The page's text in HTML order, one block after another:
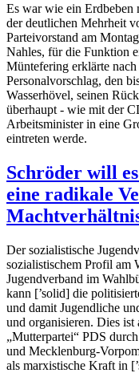
Es war wie ein
der deutlichen Mehrheit
Parteivorstand am
Nahles, für die Funktion
Müntefering erklärte
Personalvorschlag, den
Wasserhövel, seinen
überhaupt - wie mit der
Arbeitsminister in eine
eintreten werde.
Schröder will
eine radikale
Der sozialistische
sozialistischem Profil am
Jugendverband im
kann [’solid] die
und damit Jugendliche
und organisieren. Dies
„Mutterpartei“ PDS
und Mecklenburg-
als marxistische Kraft in